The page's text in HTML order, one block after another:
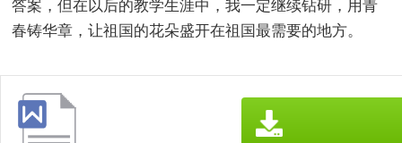
答案，但在以后的教学生涯中，我一定继续钻研，用青
春铸华章，让祖国的花朵盛开在祖国最需要的地方。